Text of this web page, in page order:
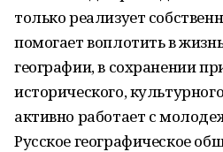
только реализует
помогает воплотить в
географии, в сохранении
исторического,
активно работает с
Русское географическое